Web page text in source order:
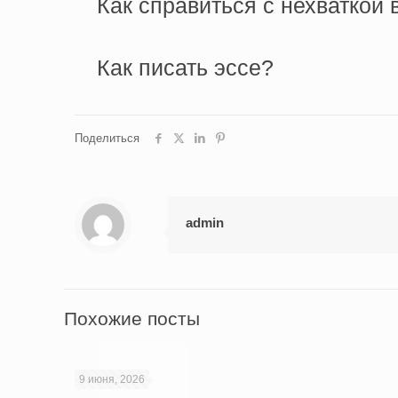
Как справиться с нехваткой
Как писать эссе?
Поделиться
admin
Похожие посты
9 июня, 2026